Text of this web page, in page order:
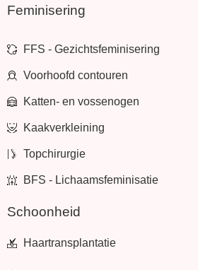
Feminisering
FFS - Gezichtsfeminisering
Voorhoofd contouren
Katten- en vossenogen
Kaakverkleining
Topchirurgie
BFS - Lichaamsfeminisatie
Schoonheid
Haartransplantatie